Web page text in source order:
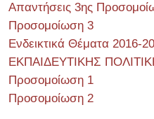
Απαντήσεις 3ης
Προσομοίωση 3
Ενδεικτικά Θέματα 2016-
ΕΚΠΑΙΔΕΥΤΙΚΗΣ
Προσομοίωση 1
Προσομοίωση 2